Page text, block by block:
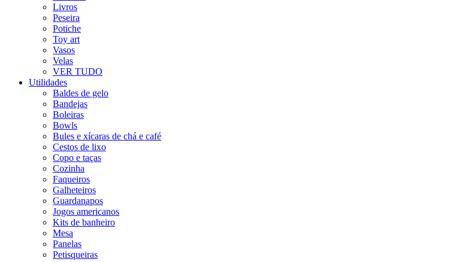
Livros
Peseira
Potiche
Toy art
Vasos
Velas
VER TUDO
Utilidades
Baldes de gelo
Bandejas
Boleiras
Bowls
Bules e xícaras de chá e café
Cestos de lixo
Copo e taças
Cozinha
Faqueiros
Galheteiros
Guardanapos
Jogos americanos
Kits de banheiro
Mesa
Panelas
Petisqueiras